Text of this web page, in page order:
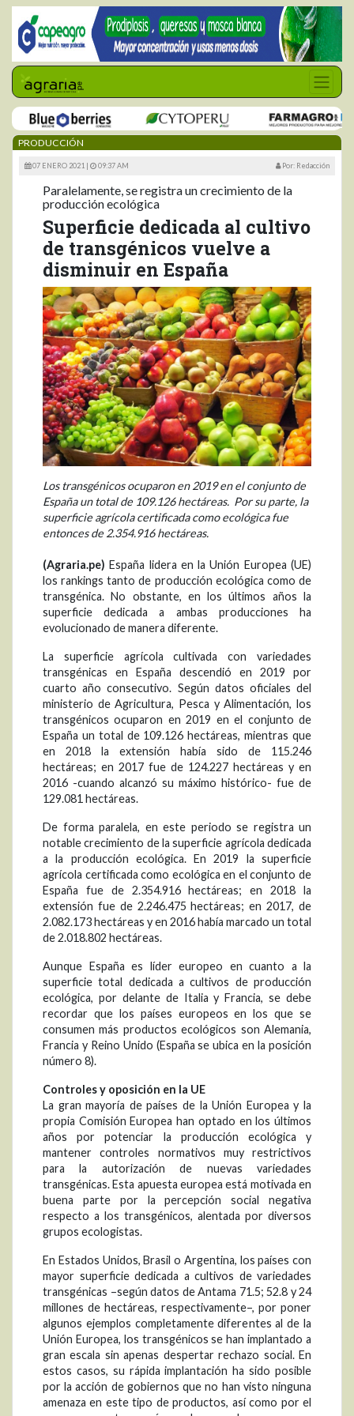
PRODUCCIÓN
07 ENERO 2021 | 09:37 AM Por: Redacción
Paralelamente, se registra un crecimiento de la
producción ecológica
Superficie dedicada al cultivo
de transgénicos vuelve a
disminuir en España
Los transgénicos ocuparon en 2019 en el conjunto de
España un total de 109.126 hectáreas. Por su parte, la
superficie agrícola certificada como ecológica fue
entonces de 2.354.916 hectáreas.
(Agraria.pe) España lidera en la Unión Europea (UE)
los rankings tanto de producción ecológica como de
transgénica. No obstante, en los últimos años la
superficie dedicada a ambas producciones ha
evolucionado de manera diferente.
La superficie agrícola cultivada con variedades
transgénicas en España descendió en 2019 por
cuarto año consecutivo. Según datos oficiales del
ministerio de Agricultura, Pesca y Alimentación, los
transgénicos ocuparon en 2019 en el conjunto de
España un total de 109.126 hectáreas, mientras que
en 2018 la extensión había sido de 115.246
hectáreas; en 2017 fue de 124.227 hectáreas y en
2016 -cuando alcanzó su máximo histórico- fue de
129.081 hectáreas.
De forma paralela, en este periodo se registra un
notable crecimiento de la superficie agrícola dedicada
a la producción ecológica. En 2019 la superficie
agrícola certificada como ecológica en el conjunto de
España fue de 2.354.916 hectáreas; en 2018 la
extensión fue de 2.246.475 hectáreas; en 2017, de
2.082.173 hectáreas y en 2016 había marcado un total
de 2.018.802 hectáreas.
Aunque España es líder europeo en cuanto a la
superficie total dedicada a cultivos de producción
ecológica, por delante de Italia y Francia, se debe
recordar que los países europeos en los que se
consumen más productos ecológicos son Alemania,
Francia y Reino Unido (España se ubica en la posición
número 8).
Controles y oposición en la UE
La gran mayoría de países de la Unión Europea y la
propia Comisión Europea han optado en los últimos
años por potenciar la producción ecológica y
mantener controles normativos muy restrictivos
para la autorización de nuevas variedades
transgénicas. Esta apuesta europea está motivada en
buena parte por la percepción social negativa
respecto a los transgénicos, alentada por diversos
grupos ecologistas.
En Estados Unidos, Brasil o Argentina, los países con
mayor superficie dedicada a cultivos de variedades
transgénicas –según datos de Antama 71.5; 52.8 y 24
millones de hectáreas, respectivamente–, por poner
algunos ejemplos completamente diferentes al de la
Unión Europea, los transgénicos se han implantado a
gran escala sin apenas despertar rechazo social. En
estos casos, su rápida implantación ha sido posible
por la acción de gobiernos que no han visto ninguna
amenaza en este tipo de productos, así como por el